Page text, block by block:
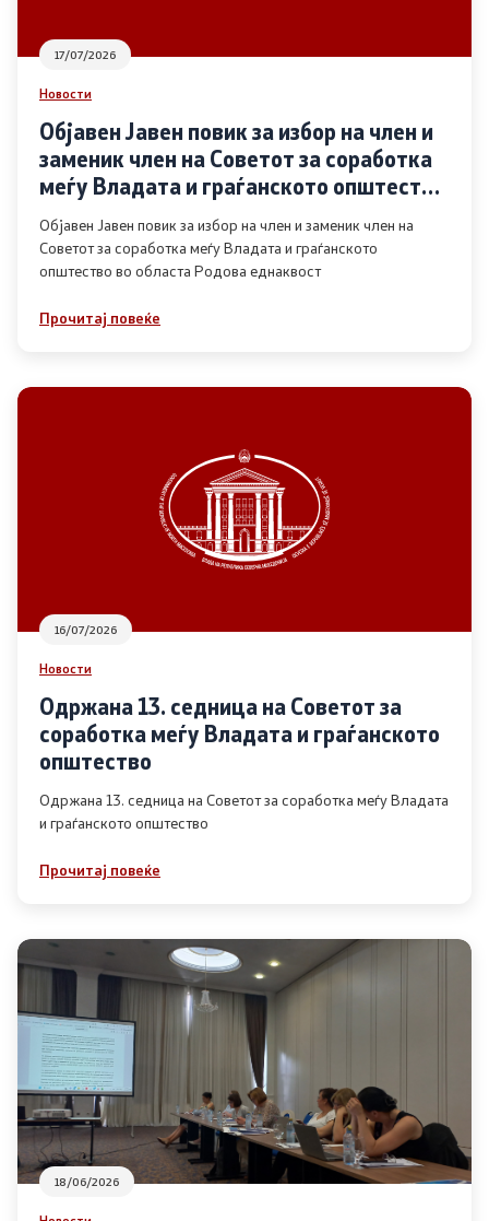
Дијалог меѓу Владата и граѓанскиот сектор
Отворени денови за иницијативи на граѓанските
организации
Финансиска поддршка
Извештаи
Список на ОЈИ
Контакт
Контакт
Линкови
Изјава за пристапност
Со еден клик до сите услуги
17/07/2026
Новости
Објавен Јавен повик за избор на член и
заменик член на Советот за соработка
меѓу Владата и граѓанското општество
во областа Родова еднаквост
Објавен Јавен повик за избор на член и заменик член на
Советот за соработка меѓу Владата и граѓанското
општество во областа Родова еднаквост
Прочитај повеќе
16/07/2026
Новости
Одржана 13. седница на Советот за
соработка меѓу Владата и граѓанското
општество
Одржана 13. седница на Советот за соработка меѓу Владата
и граѓанското општество
Прочитај повеќе
18/06/2026